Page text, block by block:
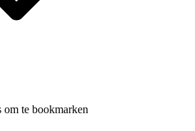
om te bookmarken